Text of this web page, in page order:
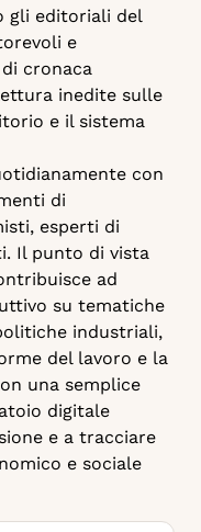
gli editoriali del
e
cronaca
inedite sulle
e il sistema
con
di
esperti di
Il punto di vista
ad
su tematiche
industriali,
del lavoro e la
una semplice
digitale
e a tracciare
e sociale